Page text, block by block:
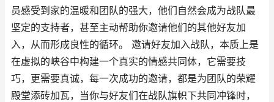
员感受到家的温暖和团队的强大，他们自然会成为战队最
坚定的支持者，甚至主动帮助你邀请他们的其他好友加
入，从而形成良性的循环。 邀请好友加入战队，本质上是
在虚拟的峡谷中构建一个真实的情感共同体，它需要技
巧，更需要真诚，每一次成功的邀请，都是为团队的荣耀
殿堂添砖加瓦，当你与好友们在战队旗帜下共同冲锋时，